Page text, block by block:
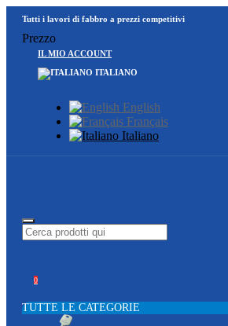
Tutti i lavori di fabbro a prezzi competitivi
Prezzo
IL MIO ACCOUNT
ITALIANO
English
Français
Italiano
0
TUTTE LE CATEGORIE